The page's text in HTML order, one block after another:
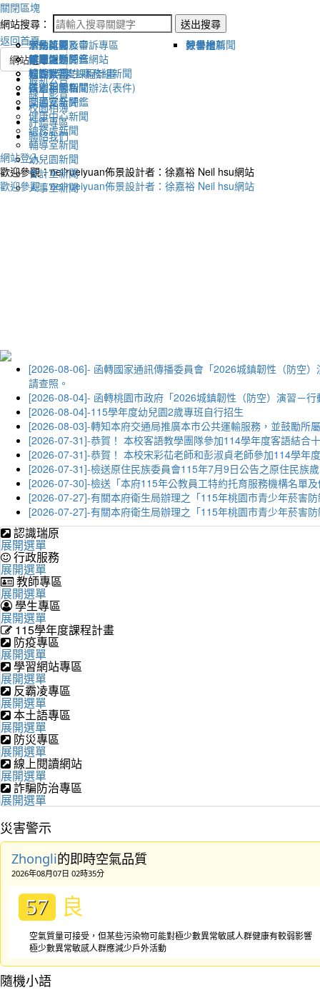
關閉區塊
網站搜尋：
送出搜尋
返回首頁
網站選單
最新公告
宣傳新聞
榮譽榜
教導處新聞
教學組新聞
輔導室-學生事務組新聞
研習相關新聞
圖書室新聞
健康中心新聞
總務處新聞
輔導室新聞
幼兒園新聞
會計室新聞
人事室新聞
線上影音
活動比賽影音
新聞報導影音
校園影音
好書推薦
各處室影音
校園相簿
活動剪影
體育活動
適性社團
評鑑專區
學生獎懲及申訴專區
健康促進評鑑網站
115學年度課程計畫
性別平等相關辦法(表件)
交通安全評鑑
聯絡我們
網站登入
歡迎參觀：neilrueiyuan佈景設計者：徐嘉裕 Neil hsu網站
歡迎參觀：neilrueiyuan佈景設計者：徐嘉裕 Neil hsu網站
[2026-08-06]- 函轉國家通訊傳播委員會「2026城鎮韌性（防空
請查照。
[2026-08-04]- 函轉桃園市政府「2026城鎮韌性（防空）演習－
[2026-08-04]-115學年度幼兒園2歲專班自行招生
[2026-08-03]-轉知本府交通局推廣本市公共運輸服務，並鼓勵所
[2026-07-31]-恭賀！ 本校客語教學團隊參加114學年度客語結合
[2026-07-31]-恭賀！ 本校宋彩苮老師和彭淑貞老師參加114學年
[2026-07-31]-檢送原住民族委員會115年7月9日公告之原住民族
[2026-07-30]-檢送「本府115年公教員工特約托育服務機構名單
[2026-07-27]-有關本府衛生局辦理之「115年桃園市青少年菸害
[2026-07-27]-有關本府衛生局辦理之「115年桃園市青少年菸害
認識瑞原
展開選單
行政服務
展開選單
教師專區
展開選單
學生專區
展開選單
115學年度課程計畫
防疫專區
展開選單
學習網站專區
展開選單
反霸凌專區
展開選單
本土語專區
展開選單
防災專區
展開選單
線上閱讀網站
展開選單
詐騙防治專區
展開選單
災害警示
Zhongli的即時空氣品質
2026年08月07日 02時35分
57 良
空氣質量可接受，但某些污染物可能對極少數異常敏感人群健康有較弱影響
極少數異常敏感人群應減少戶外活動
隨機小語